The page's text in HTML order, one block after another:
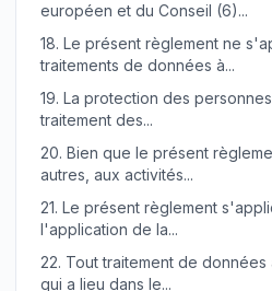
européen et du Conseil (6)...
18. Le présent règlement ne
traitements de données à...
19. La protection des
traitement des...
20. Bien que le présent
autres, aux activités...
21. Le présent règlement
l'application de la...
22. Tout traitement de
qui a lieu dans le...